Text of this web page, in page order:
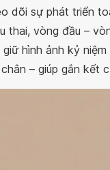
dõi sự phát triển
thai, vòng đầu –
giữ hình ảnh kỷ
– giúp gắn kết